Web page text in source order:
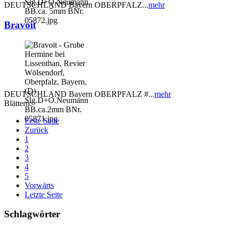
DEUTSCHLAND Bayern OBERPFALZ...mehr
Bravoit
DEUTSCHLAND Bayern OBERPFALZ #...mehr
Blättern:
Erste Seite
Zurück
1
2
3
4
5
Vorwärts
Letzte Seite
Schlagwörter